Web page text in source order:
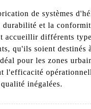
de systèmes
et la
accueillir différents
qu'ils soient
pour les zones
l'efficacité
inégalées.